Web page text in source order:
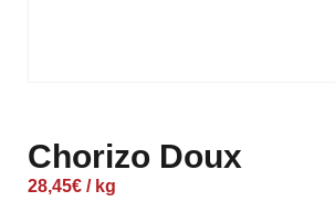
Chorizo Doux
28,45€ / kg